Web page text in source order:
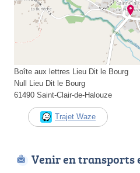
Boîte aux lettres Lieu Dit le Bourg
Null Lieu Dit le Bourg
61490 Saint-Clair-de-Halouze
Trajet Waze
Venir en transports